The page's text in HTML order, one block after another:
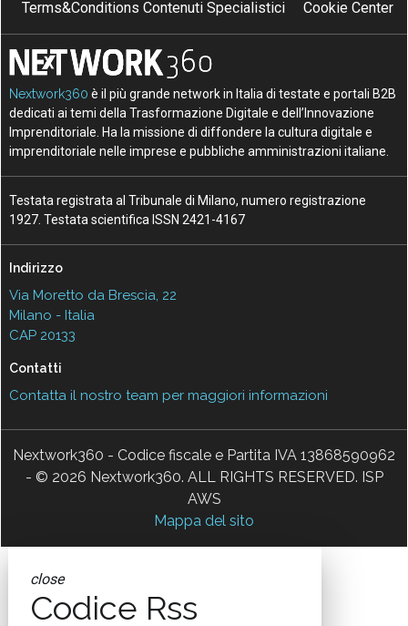
Terms&Conditions Contenuti Specialistici
Cookie Center
Nextwork360 è il più grande network in Italia di testate e portali B2B
dedicati ai temi della Trasformazione Digitale e dell’Innovazione
Imprenditoriale. Ha la missione di diffondere la cultura digitale e
imprenditoriale nelle imprese e pubbliche amministrazioni italiane.
Testata registrata al Tribunale di Milano, numero registrazione
1927. Testata scientifica ISSN 2421-4167
Indirizzo
Via Moretto da Brescia, 22
Milano - Italia
CAP 20133
Contatti
Contatta il nostro team per maggiori informazioni
Nextwork360 - Codice fiscale e Partita IVA 13868590962
- © 2026 Nextwork360. ALL RIGHTS RESERVED. ISP
AWS
Mappa del sito
close
Codice Rss